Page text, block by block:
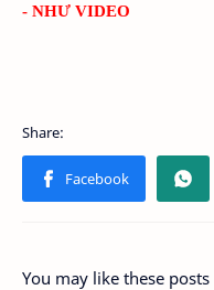
- NHƯ VIDEO
You may like these posts